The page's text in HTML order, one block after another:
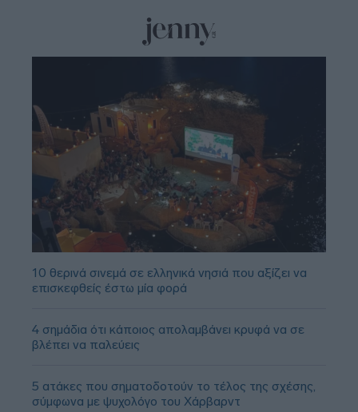
10 θερινά σινεμά σε ελληνικά νησιά που αξίζει να
επισκεφθείς έστω μία φορά
4 σημάδια ότι κάποιος απολαμβάνει κρυφά να σε
βλέπει να παλεύεις
5 ατάκες που σηματοδοτούν το τέλος της σχέσης,
σύμφωνα με ψυχολόγο του Χάρβαρντ